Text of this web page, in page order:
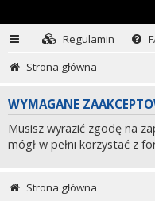
Regulamin
Strona główna
WYMAGANE
Musisz wyrazić zgodę na
mógł w pełni korzystać z
Strona główna